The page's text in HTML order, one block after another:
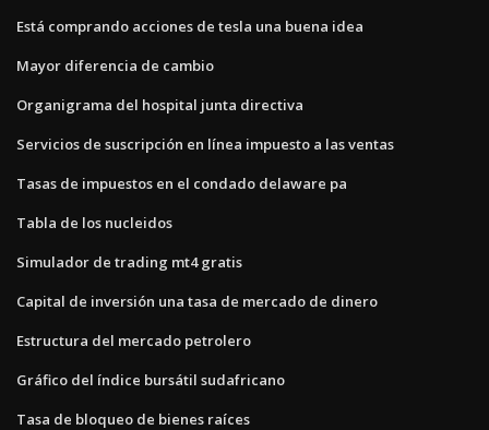
Está comprando acciones de tesla una buena idea
Mayor diferencia de cambio
Organigrama del hospital junta directiva
Servicios de suscripción en línea impuesto a las ventas
Tasas de impuestos en el condado delaware pa
Tabla de los nucleidos
Simulador de trading mt4 gratis
Capital de inversión una tasa de mercado de dinero
Estructura del mercado petrolero
Gráfico del índice bursátil sudafricano
Tasa de bloqueo de bienes raíces